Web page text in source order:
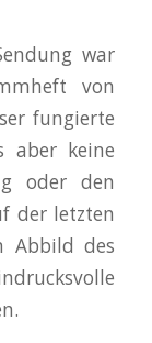
war
von
fungierte
aber keine
oder den
der letzten
Abbild des